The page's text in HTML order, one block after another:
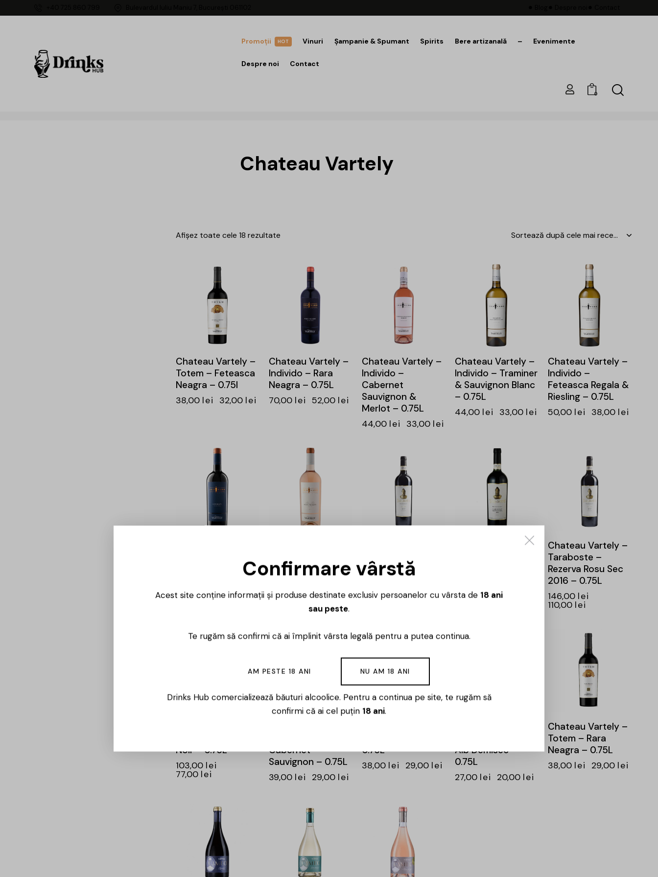
HOT
Promoții Vinuri Șampanie & Spumant Spirits Bere artizanală – Evenimente
Despre noi Contact
0
Chateau Vartely
Afișez toate cele 18 rezultate
Chateau Vartely –
Totem – Feteasca
Neagra – 0.75l
38,00 lei 32,00 lei
Chateau Vartely –
Individo – Rara
Neagra – 0.75L
70,00 lei 52,00 lei
Chateau Vartely –
Individo –
Cabernet
Sauvignon &
Merlot – 0.75L
44,00 lei 33,00 lei
Chateau Vartely –
Individo – Traminer
& Sauvignon Blanc
– 0.75L
44,00 lei 33,00 lei
Chateau Vartely –
Individo –
Feteasca Regala &
Riesling – 0.75L
50,00 lei 38,00 lei
Neagra Rose –
49,00lei 37,00lei
Taraboste –
Rezerva Rosu Sec
145,00lei
Chateau Vartely –
145,00lei
Chateau Vartely –
Taraboste –
Rezerva Rosu Sec
2016 – 0.75L
146,00 lei
110,00 lei
Noir – 0.75L
103,00 lei
77,00 lei
Cabernet
Sauvignon – 0.75L
39,00 lei 29,00 lei
-24%
0.75L
38,00 lei 29,00 lei
Alb Demisec –
0.75L
27,00 lei 20,00 lei
Chateau Vartely –
Totem – Rara
Neagra – 0.75L
38,00 lei 29,00 lei
Confirmare vârstă
Acest site conține informații și produse destinate exclusiv persoanelor cu vârsta de 18 ani
sau peste.
Te rugăm să confirmi că ai împlinit vârsta legală pentru a putea continua.
AM PESTE 18 ANI NU AM 18 ANI
Drinks Hub comercializează băuturi alcoolice. Pentru a continua pe site, te rugăm să
confirmi că ai cel puțin 18 ani.